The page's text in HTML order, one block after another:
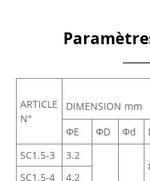
ARTICLE
N°
DIMENSION mm
ΦE ΦD Φd
SC1.5-3
3.2
SC1.5-4
4.2